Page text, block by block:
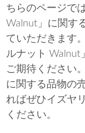
ちらのページで
Walnut」に関す
ていただきます
ルナット Walnut
ご期待ください
に関する品物の
ればぜひイズヤ
ください。